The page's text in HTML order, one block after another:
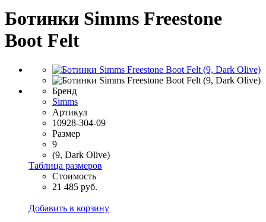
Ботинки Simms Freestone
Boot Felt
Бренд
Simms
Артикул
10928-304-09
Размер
9
(9, Dark Olive)
Таблица размеров
Стоимость
21 485 руб.
Добавить в корзину